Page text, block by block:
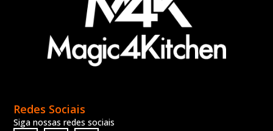
Redes Sociais
Siga nossas redes sociais